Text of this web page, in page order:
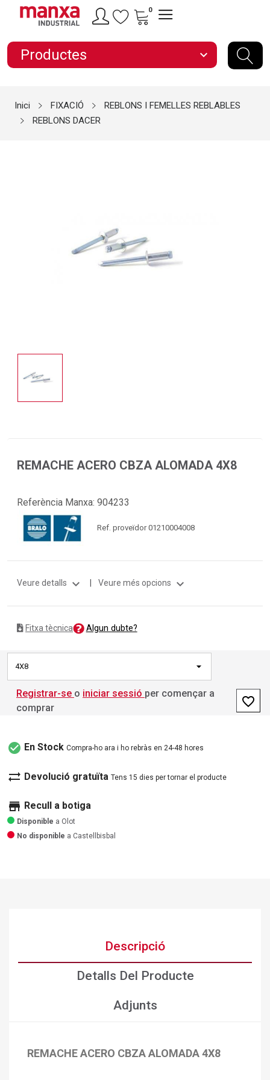
0
Productes expand_more
Inici FIXACIÓ
REBLONS I FEMELLES REBLABLES
REBLONS DACER
REMACHE ACERO CBZA ALOMADA 4X8
Referència Manxa: 904233
Ref. proveïdor 01210004008
Veure detalls expand_more Veure més opcions expand_more
Fitxa tècnica Algun dubte?
4X8
Registrar-se o iniciar sessió per començar a
comprar
favorite_border
check_circle En Stock Compra-ho ara i ho rebràs en 24-48 hores
sync_alt Devolució gratuïta Tens 15 dies per tornar el producte
store Recull a botiga
Disponible a Olot
No disponible a Castellbisbal
Descripció
Detalls Del Producte
Adjunts
REMACHE ACERO CBZA ALOMADA 4X8